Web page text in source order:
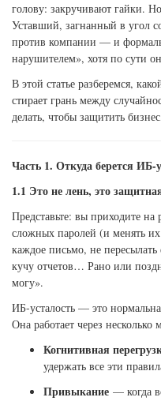
голову: закручивают гайки.
Уставший, загнанный в угол
против компании — и
нарушителем», хотя по сути
В этой статье разберемся,
стирает грань между
делать, чтобы защитить
Часть 1. Откуда берется ИБ-
1.1 Это не лень, это
Представьте: вы приходите
сложных паролей (и менять
каждое письмо, не
кучу отчетов… Рано или
могу».
ИБ-усталость — это
Она работает через несколько
Когнитивная
удержать все эти
Привыкание — когда